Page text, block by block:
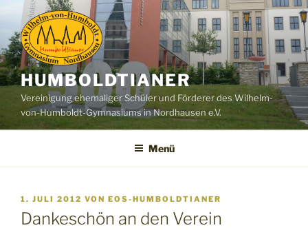
Inhalt
springen
HUMBOLDTIANER
Vereinigung ehemaliger Schüler und Förderer des Wilhelm-
von-Humboldt-Gymnasiums in Nordhausen e.V.
Menü
VERÖFFENTLICHT
AM
1. JULI 2012 VON EOS-HUMBOLDTIANER
Dankeschön an den Verein